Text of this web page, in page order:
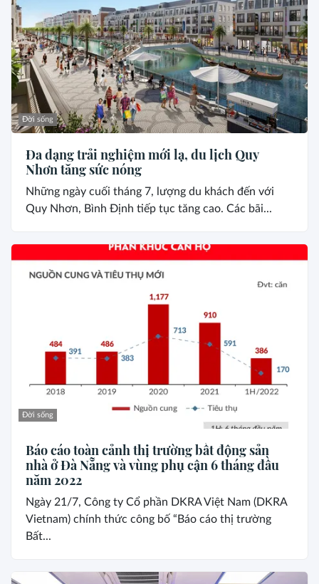
Đời sống
Đa dạng trải nghiệm mới lạ, du lịch Quy
Nhơn tăng sức nóng
Những ngày cuối tháng 7, lượng du khách đến với
Quy Nhơn, Bình Định tiếp tục tăng cao. Các bãi...
Đời sống
Báo cáo toàn cảnh thị trường bất động sản
nhà ở Đà Nẵng và vùng phụ cận 6 tháng đầu
năm 2022
Ngày 21/7, Công ty Cổ phần DKRA Việt Nam (DKRA
Vietnam) chính thức công bố “Báo cáo thị trường
Bất...